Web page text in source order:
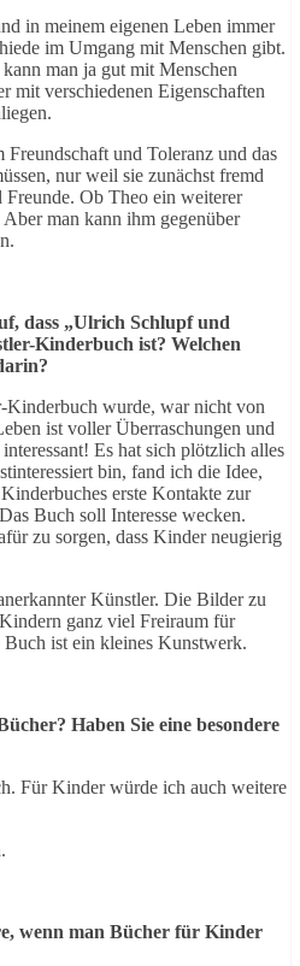
in meinem eigenen Leben immer
im Umgang mit Menschen gibt.
man ja gut mit Menschen
mit verschiedenen Eigenschaften
und Toleranz und das
nur weil sie zunächst fremd
Ob Theo ein weiterer
man kann ihm gegenüber
dass „Ulrich Schlupf und
Kinderbuch ist? Welchen
Kinderbuch wurde, war nicht von
ist voller Überraschungen und
Es hat sich plötzlich alles
bin, fand ich die Idee,
erste Kontakte zur
Buch soll Interesse wecken.
zu sorgen, dass Kinder neugierig
Künstler. Die Bilder zu
ganz viel Freiraum für
Buch ist ein kleines Kunstwerk.
Haben Sie eine besondere
Für Kinder würde ich auch weitere
wenn man Bücher für Kinder